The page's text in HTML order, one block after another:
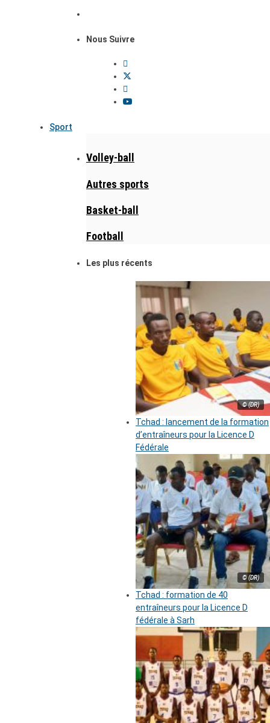
Nous Suivre
Sport
Volley-ball
Autres sports
Basket-ball
Football
Les plus récents
© (DR)
Tchad : lancement de la formation
d’entraîneurs pour la Licence D
Fédérale
© (DR)
Tchad : formation de 40
entraîneurs pour la Licence D
fédérale à Sarh